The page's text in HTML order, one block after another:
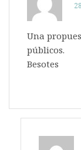
Una
públicos.
Besotes